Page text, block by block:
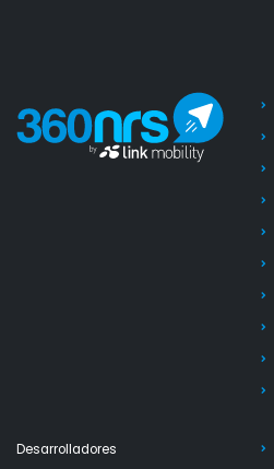
Desarrolladores